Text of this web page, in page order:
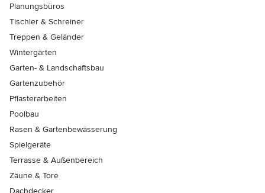
Planungsbüros
Tischler & Schreiner
Treppen & Geländer
Wintergärten
Garten- & Landschaftsbau
Gartenzubehör
Pflasterarbeiten
Poolbau
Rasen & Gartenbewässerung
Spielgeräte
Terrasse & Außenbereich
Zäune & Tore
Dachdecker